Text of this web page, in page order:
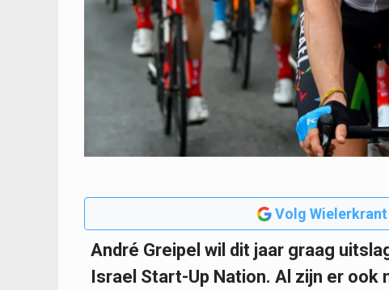
Volg
André Greipel wil dit jaar graag
Israel Start-Up Nation. Al zijn er